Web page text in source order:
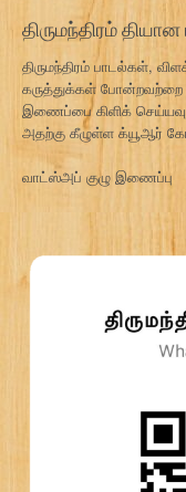
திருமந்திரம்
திருமந்திரம் பாடல்கள்,
கருத்துக்கள் போன்றவற்றை
இணைப்பை கிளிக்
அதற்கு கீழுள்ள க்யூஆர்
வாட்ஸ்அப் குழு இணைப்பு